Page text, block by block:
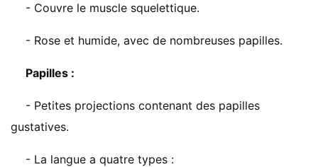
- Couvre le muscle squelettique.
- Rose et humide, avec de nombreuses papilles.
Papilles :
- Petites projections contenant des papilles
gustatives.
- La langue a quatre types :